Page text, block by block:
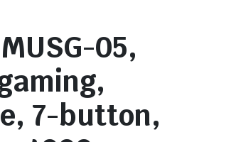
05,
7-button,